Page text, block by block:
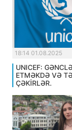
18:14 01.08.2025
UNICEF:
ETMƏKDƏ VƏ
ÇƏKİRLƏR.